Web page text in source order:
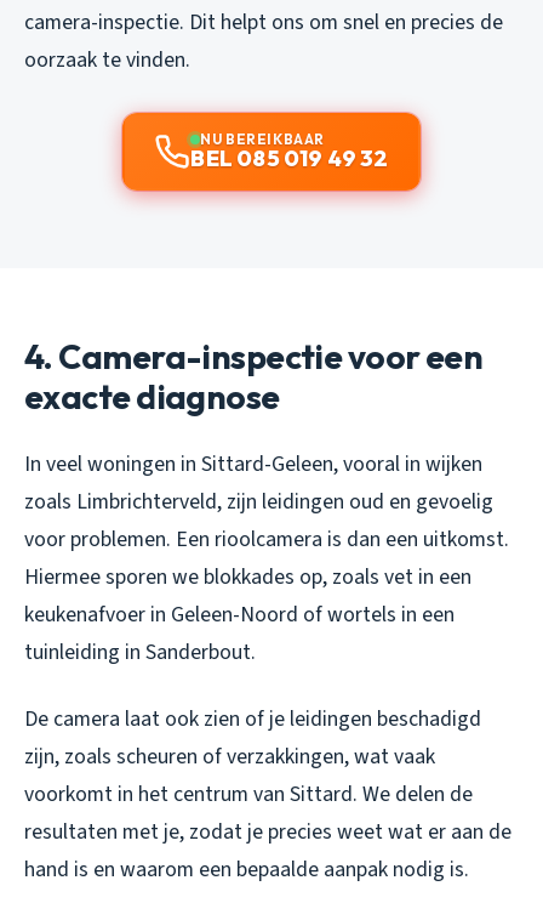
camera-inspectie. Dit helpt ons om snel en precies de
oorzaak te vinden.
NU BEREIKBAAR
BEL 085 019 49 32
4. Camera-inspectie voor een
exacte diagnose
In veel woningen in Sittard-Geleen, vooral in wijken
zoals Limbrichterveld, zijn leidingen oud en gevoelig
voor problemen. Een rioolcamera is dan een uitkomst.
Hiermee sporen we blokkades op, zoals vet in een
keukenafvoer in Geleen-Noord of wortels in een
tuinleiding in Sanderbout.
De camera laat ook zien of je leidingen beschadigd
zijn, zoals scheuren of verzakkingen, wat vaak
voorkomt in het centrum van Sittard. We delen de
resultaten met je, zodat je precies weet wat er aan de
hand is en waarom een bepaalde aanpak nodig is.